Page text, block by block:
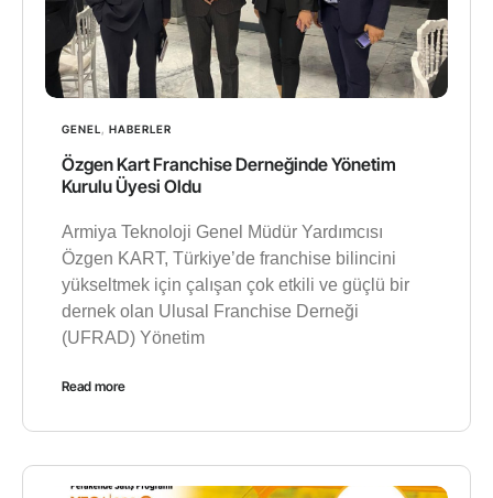
GENEL HABERLER
Özgen Kart Franchise Derneğinde Yönetim
Kurulu Üyesi Oldu
Armiya Teknoloji Genel Müdür Yardımcısı
Özgen KART, Türkiye’de franchise bilincini
yükseltmek için çalışan çok etkili ve güçlü bir
dernek olan Ulusal Franchise Derneği
(UFRAD) Yönetim
Read more